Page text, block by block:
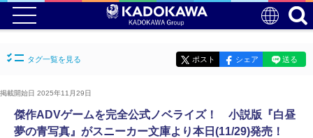
タグ一覧を見る ポスト シェア 送る
掲載開始日 2025年11月29日
傑作ADVゲームを完全公式ノベライズ！ 小説版『白昼
夢の青写真』がスニーカー文庫より本日(11/29)発売！